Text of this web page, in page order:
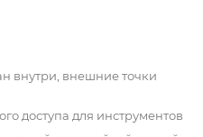
внутри, внешние точки
доступа для инструментов